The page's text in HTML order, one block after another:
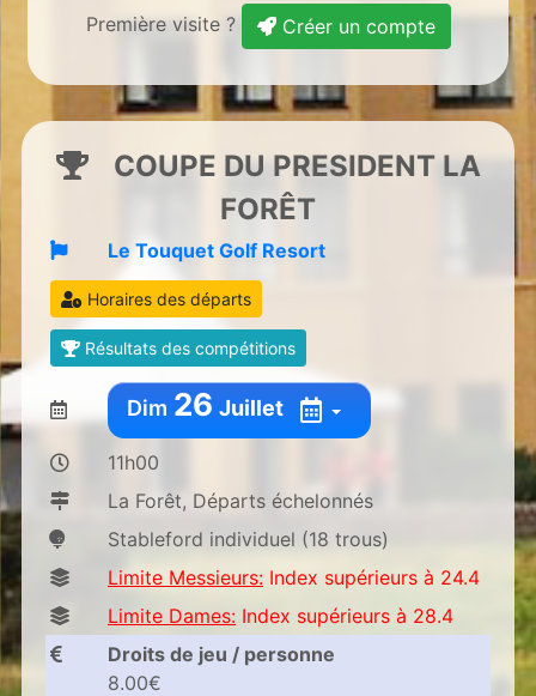
Première visite ? Créer un compte
COUPE DU PRESIDENT LA
FORÊT
Le Touquet Golf Resort
Horaires des départs
Résultats des compétitions
Dim 26 Juillet
11h00
La Forêt, Départs échelonnés
Stableford individuel (18 trous)
Limite Messieurs: Index supérieurs à 24.4
Limite Dames: Index supérieurs à 28.4
Droits de jeu / personne
8.00€